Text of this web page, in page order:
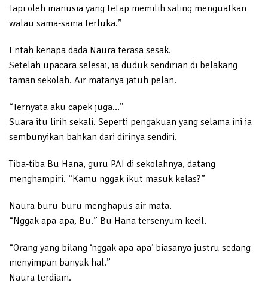
Tapi oleh manusia yang tetap memilih saling menguatkan
walau sama-sama terluka.”
Entah kenapa dada Naura terasa sesak.
Setelah upacara selesai, ia duduk sendirian di belakang
taman sekolah. Air matanya jatuh pelan.
“Ternyata aku capek juga…”
Suara itu lirih sekali. Seperti pengakuan yang selama ini ia
sembunyikan bahkan dari dirinya sendiri.
Tiba-tiba Bu Hana, guru PAI di sekolahnya, datang
menghampiri. “Kamu nggak ikut masuk kelas?”
Naura buru-buru menghapus air mata.
“Nggak apa-apa, Bu.” Bu Hana tersenyum kecil.
“Orang yang bilang ‘nggak apa-apa’ biasanya justru sedang
menyimpan banyak hal.”
Naura terdiam.